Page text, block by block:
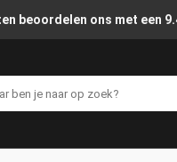
beoordelen ons met een